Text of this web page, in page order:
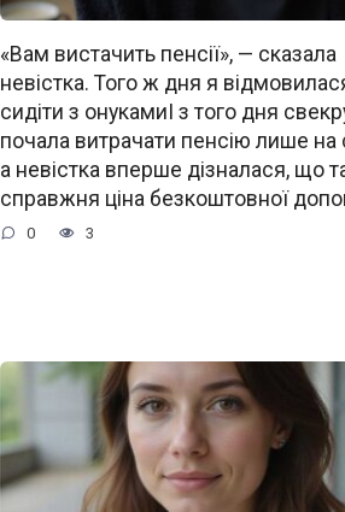
«Вам вистачить пенсії», — сказала
невістка. Того ж дня я
сидіти з онукамиІ з того дня
почала витрачати пенсію лише на
а невістка вперше дізналася, що
справжня ціна безкоштовної
0 3